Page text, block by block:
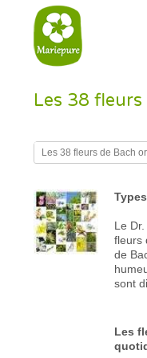
Les 38
Le
fleurs
de
sont
Les